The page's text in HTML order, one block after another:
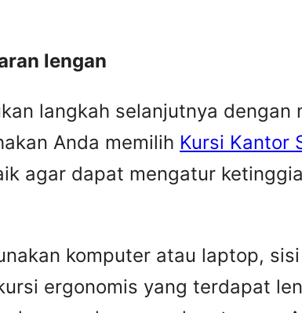
lengan
langkah selanjutnya
Anda memilih Kursi Kantor
agar dapat mengatur
komputer atau laptop,
ergonomis yang terdapat